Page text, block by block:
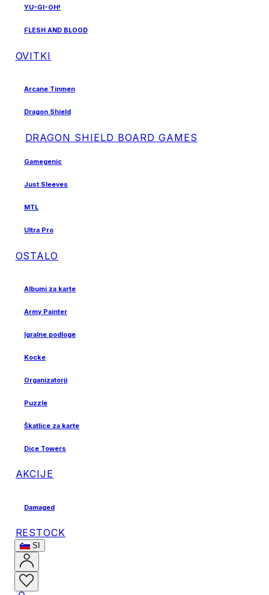
YU-GI-OH!
FLESH AND BLOOD
OVITKI
Arcane Tinmen
Dragon Shield
DRAGON SHIELD BOARD GAMES
Gamegenic
Just Sleeves
MTL
Ultra Pro
OSTALO
Albumi za karte
Army Painter
Igralne podloge
Kocke
Organizatorji
Puzzle
Škatlice za karte
Dice Towers
AKCIJE
Damaged
RESTOCK
SI